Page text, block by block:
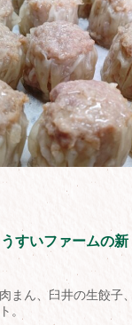
すいファームの
まん、臼井の生餃子
。